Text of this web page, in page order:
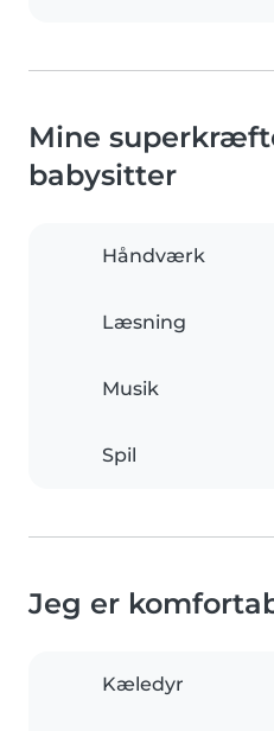
Mine
babysitter
Håndværk
Læsning
Musik
Spil
Jeg er
Kæledyr